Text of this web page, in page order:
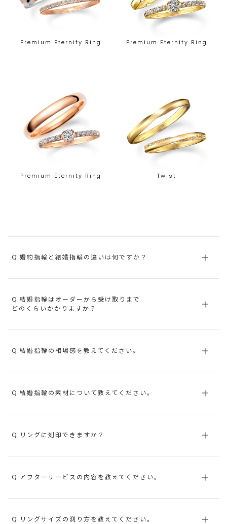
Premium Eternity Ring Premium Eternity Ring
Premium Eternity Ring Twist
Q.婚約指輪と結婚指輪の違いは何ですか？
Q.結婚指輪はオーダーから受け取りまで
どのくらいかかりますか？
Q.結婚指輪の相場感を教えてください。
Q.結婚指輪の素材について教えてください。
Q.リングに刻印できますか？
Q.アフターサービスの内容を教えてください。
Q.リングサイズの測り方を教えてください。